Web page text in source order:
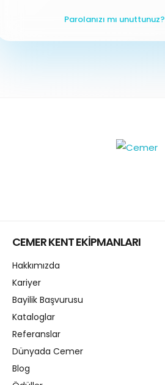
Parolanızı mı unuttunuz?
CEMER KENT EKİPMANLARI
Hakkımızda
Kariyer
Bayilik Başvurusu
Kataloglar
Referanslar
Dünyada Cemer
Blog